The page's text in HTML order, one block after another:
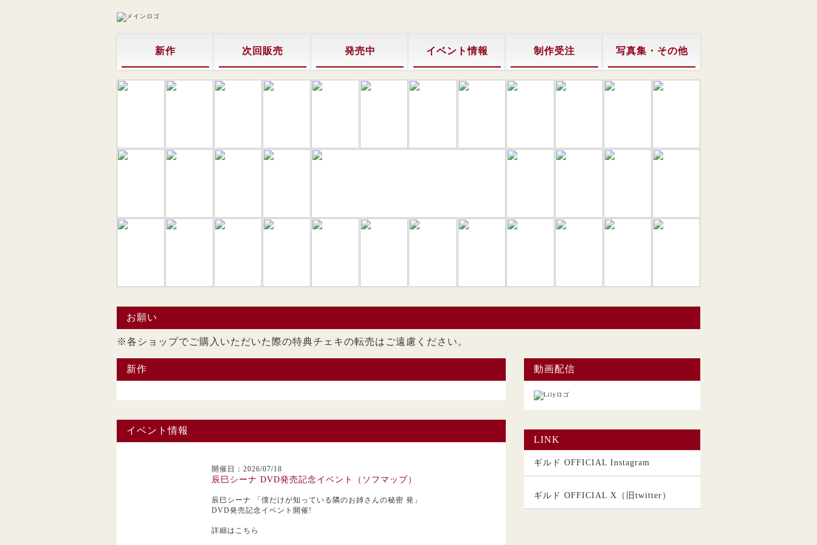
新作 次回販売 発売中 イベント情報 制作受注 写真集・その他
お願い
※各ショップでご購入いただいた際の特典チェキの転売はご遠慮ください。
新作
イベント情報
開催日：2026/07/18
辰巳シーナ DVD発売記念イベント（ソフマップ）
辰巳シーナ
「僕だけが知っている隣のお姉さんの秘密 発」
DVD発売記念イベント開催!
詳細はこちら
動画配信
LINK
ギルド OFFICIAL Instagram
ギルド OFFICIAL X（旧twitter）